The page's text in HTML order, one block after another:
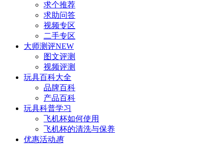
求个推荐
求助问答
视频专区
二手专区
大师测评NEW
图文评测
视频评测
玩具百科大全
品牌百科
产品百科
玩具科普学习
飞机杯如何使用
飞机杯的清洗与保养
优惠活动惠